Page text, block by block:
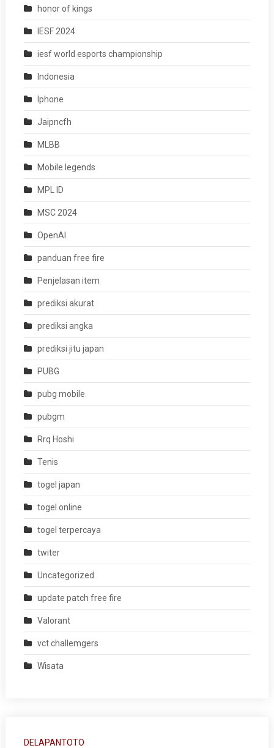
honor of kings
IESF 2024
iesf world esports championship
Indonesia
Iphone
Jaipncfh
MLBB
Mobile legends
MPL ID
MSC 2024
OpenAI
panduan free fire
Penjelasan item
prediksi akurat
prediksi angka
prediksi jitu japan
PUBG
pubg mobile
pubgm
Rrq Hoshi
Tenis
togel japan
togel online
togel terpercaya
twiter
Uncategorized
update patch free fire
Valorant
vct challemgers
Wisata
DELAPANTOTO